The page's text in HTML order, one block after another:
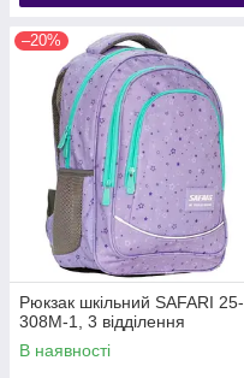
–20%
Рюкзак шкільний SAFARI 25-
308M-1, 3 відділення
В наявності